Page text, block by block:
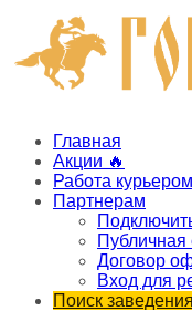
Главная
Акции 🔥
Работа курьером
Партнерам
Договор
Вход для
Поиск заведения